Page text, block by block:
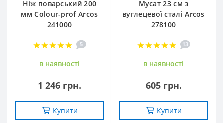
Ніж поварський 200
мм Сolour-prof Arcos
241000
5
в наявностi
1 246 грн.
Купити
Мусат 23 см з
вуглецевої сталі Arcos
278100
13
в наявностi
605 грн.
Купити